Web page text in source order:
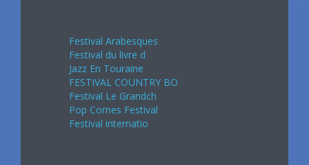
Festival Arabesques
Festival du livre d
Jazz En Touraine
FESTIVAL COUNTRY BO
Festival Le Grandch
Pop Cornes Festival
Festival internatio